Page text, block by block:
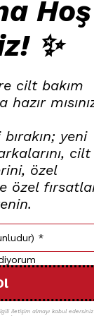
Hafif asidik
asit seviyesini
Devamını Göster
Hoş
✨
cilt bakım
yeni
cilt
özel
özel
iletişim almayı kabul edersiniz